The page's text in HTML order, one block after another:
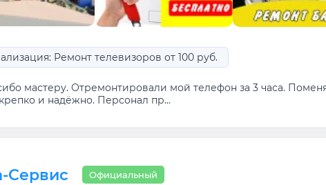
Ремонт телевизоров от 100 руб.
мастеру. Отремонтировали мой телефон за 3 часа.
и надёжно. Персонал пр...
Сервис Официальный